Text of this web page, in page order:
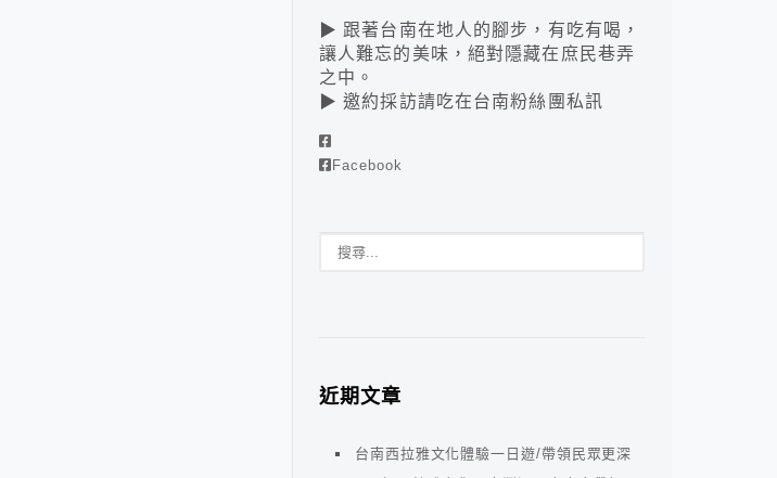
▶ 跟著台南在地人的腳步，有吃有喝，
讓人難忘的美味，絕對隱藏在庶民巷弄
之中。
▶ 邀約採訪請吃在台南粉絲團私訊
Facebook
近期文章
台南西拉雅文化體驗一日遊/帶領民眾更深